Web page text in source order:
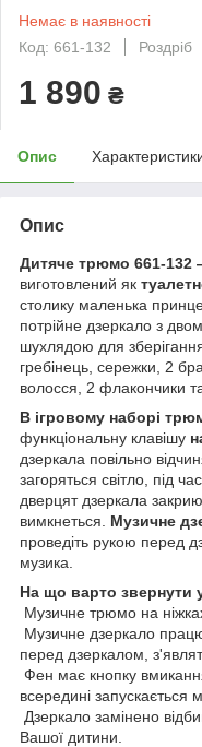
Немає в наявності
Код: 661-132
Роздріб
1 890 ₴
Опис
Опис
Дитяче трюмо 661-132
виготовлений як
столику маленька
потрійне дзеркало з
шухлядою для
гребінець, сережки, 2
волосся, 2 флакончики
В ігровому наборі
функціональну клавішу
дзеркала повільно
загоряться світло, під
дверцят дзеркала
вимкнеться. Музичне
проведіть рукою перед
музика.
На що варто звернути
Музичне трюмо на
Музичне дзеркало
перед дзеркалом,
Фен має кнопку
всередині запускається
Дзеркало замінено
Вашої дитини.